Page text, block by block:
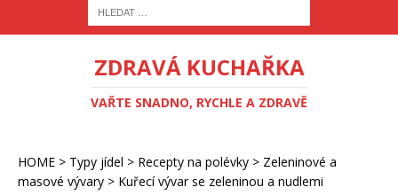
ZDRAVÁ KUCHAŘKA
VAŘTE SNADNO, RYCHLE A ZDRAVĚ
HOME > Typy jídel > Recepty na polévky > Zeleninové a
masové vývary > Kuřecí vývar se zeleninou a nudlemi